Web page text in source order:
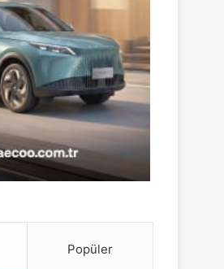
Popüler